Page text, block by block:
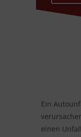
Ein
einen